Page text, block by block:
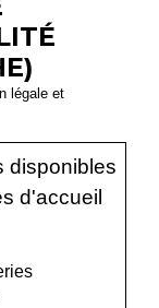
légale et
disponibles
d'accueil